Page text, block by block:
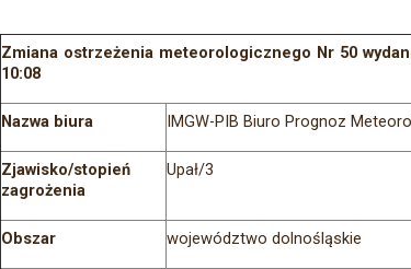
Zmiana ostrzeżenia meteorologicznego Nr 50
10:08
Nazwa biura IMGW-PIB Biuro Prognoz
Zjawisko/stopień
zagrożenia
Upał/3
Obszar województwo dolnośląskie